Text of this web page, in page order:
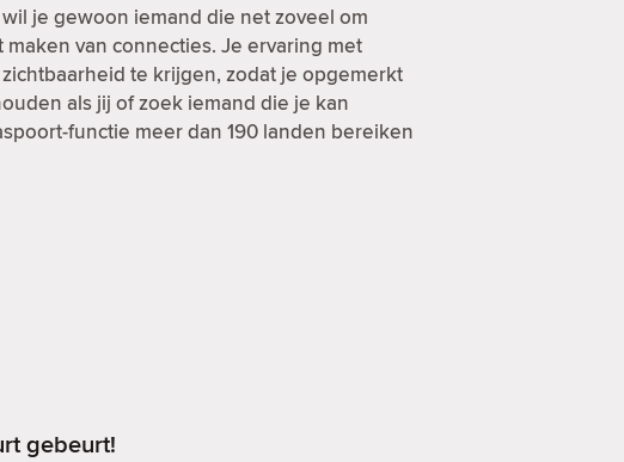
je gewoon iemand die net zoveel om
van connecties. Je ervaring met
te krijgen, zodat je opgemerkt
als jij of zoek iemand die je kan
functie meer dan 190 landen bereiken
gebeurt!